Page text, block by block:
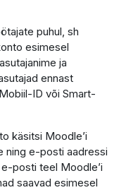
puhul, sh
esimesel
ja
ennast
ID või Smart-
käsitsi Moodle’i
ning e-posti aadressi
posti teel Moodle’i
saavad esimesel